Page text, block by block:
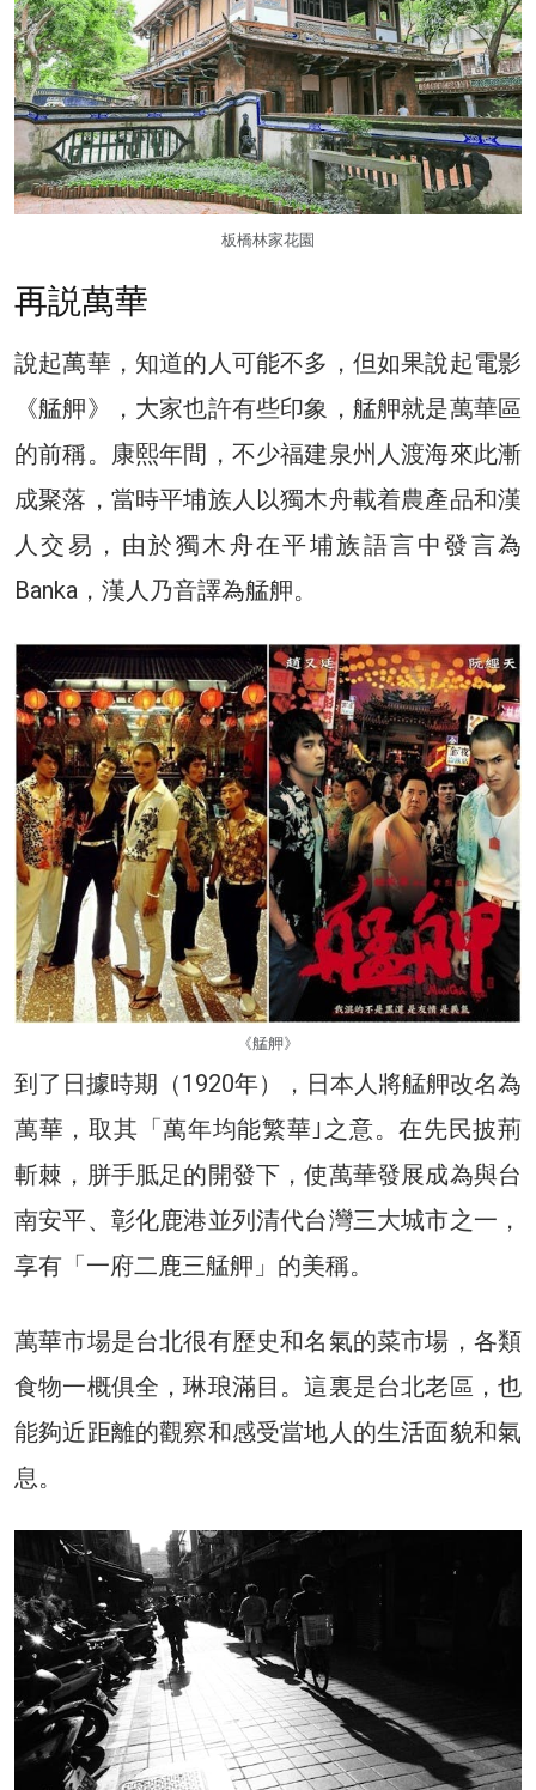
板橋林家花園
再説萬華
說起萬華，知道的人可能不多，但如果說起電影
《艋舺》，大家也許有些印象，艋舺就是萬華區
的前稱。康熙年間，不少福建泉州人渡海來此漸
成聚落，當時平埔族人以獨木舟載着農產品和漢
人交易，由於獨木舟在平埔族語言中發言為
Banka，漢人乃音譯為艋舺。
《艋舺》
到了日據時期（1920年），日本人將艋舺改名為
萬華，取其「萬年均能繁華｣之意。在先民披荊
斬棘，胼手胝足的開發下，使萬華發展成為與台
南安平、彰化鹿港並列清代台灣三大城市之一，
享有「一府二鹿三艋舺」的美稱。
萬華市場是台北很有歷史和名氣的菜市場，各類
食物一概俱全，琳琅滿目。這裏是台北老區，也
能夠近距離的觀察和感受當地人的生活面貌和氣
息。